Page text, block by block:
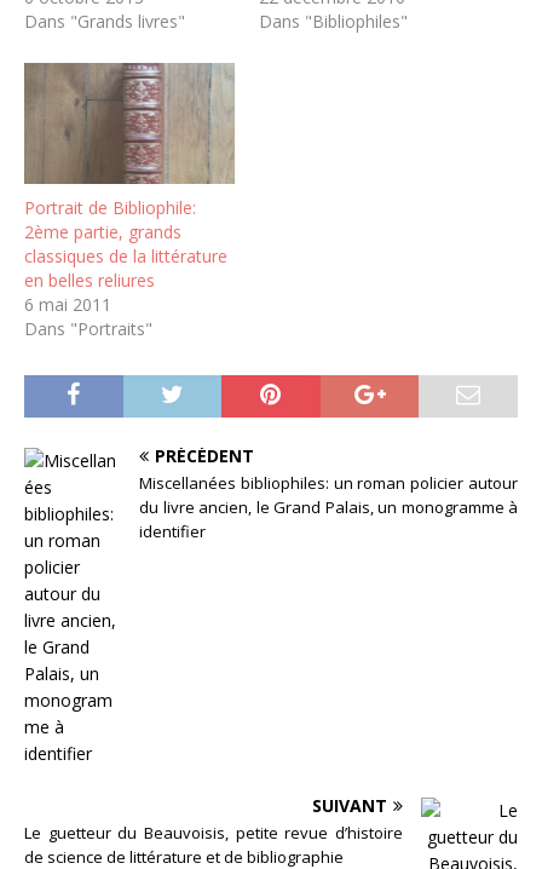
Dans "Grands livres"
Dans "Bibliophiles"
Portrait de Bibliophile:
2ème partie, grands
classiques de la littérature
en belles reliures
6 mai 2011
Dans "Portraits"
PRÉCÉDENT
Miscellanées bibliophiles: un roman policier autour
du livre ancien, le Grand Palais, un monogramme à
identifier
SUIVANT
Le guetteur du Beauvoisis, petite revue d’histoire
de science de littérature et de bibliographie